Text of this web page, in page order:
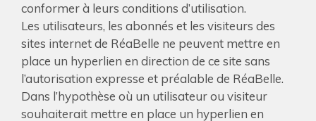
conformer à leurs conditions d’utilisation.
Les utilisateurs, les abonnés et les visiteurs des
sites internet de RéaBelle ne peuvent mettre en
place un hyperlien en direction de ce site sans
l’autorisation expresse et préalable de RéaBelle.
Dans l’hypothèse où un utilisateur ou visiteur
souhaiterait mettre en place un hyperlien en